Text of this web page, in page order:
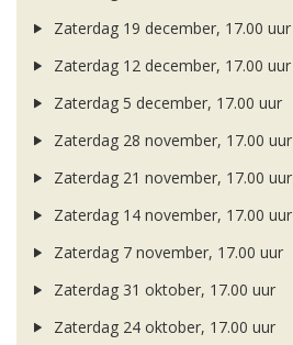
Zaterdag 19 december, 17.00 uur
Zaterdag 12 december, 17.00 uur
Zaterdag 5 december, 17.00 uur
Zaterdag 28 november, 17.00 uur
Zaterdag 21 november, 17.00 uur
Zaterdag 14 november, 17.00 uur
Zaterdag 7 november, 17.00 uur
Zaterdag 31 oktober, 17.00 uur
Zaterdag 24 oktober, 17.00 uur